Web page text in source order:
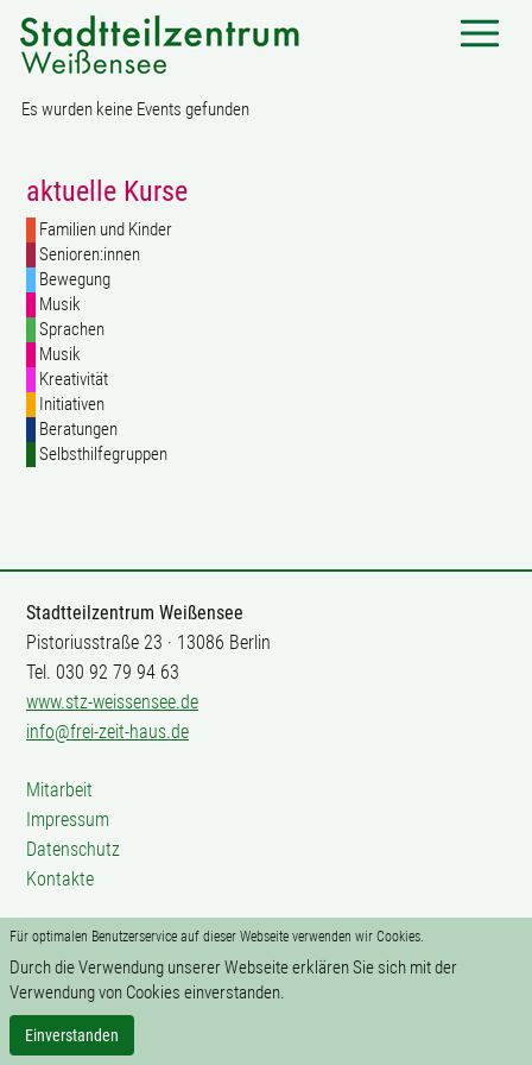
Für optimalen Benutzerservice auf dieser Webseite verwenden wir Cookies.
Durch die Verwendung unserer Webseite erklären Sie sich mit der
Verwendung von Cookies einverstanden.
Einverstanden
Es wurden keine Events gefunden
aktuelle Kurse
Familien und Kinder
Senioren:innen
Bewegung
Musik
Sprachen
Musik
Kreativität
Initiativen
Beratungen
Selbsthilfegruppen
Stadtteilzentrum Weißensee
Pistoriusstraße 23 · 13086 Berlin
Tel. 030 92 79 94 63
www.stz-weissensee.de
info@frei-zeit-haus.de
Mitarbeit
Impressum
Datenschutz
Kontakte